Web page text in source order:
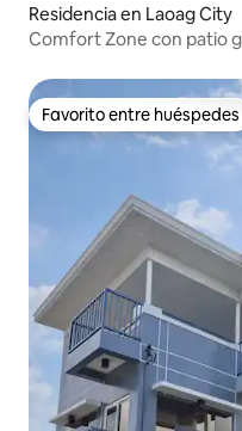
Residencia en Laoag City
Comfort Zone con patio
Favorito entre huéspedes
Favorito entre huéspedes